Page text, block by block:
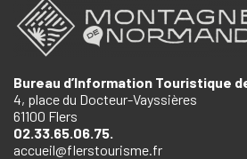
Bureau d’Information Touristique
4, place du Docteur-Vayssières
61100 Flers
02.33.65.06.75.
accueil@flerstourisme.fr